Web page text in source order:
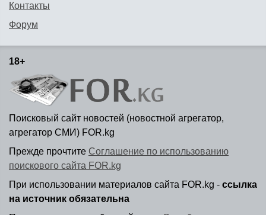
Контакты
Форум
18+
Поисковый сайт новостей (новостной агрегатор,
агрегатор СМИ) FOR.kg
Прежде прочтите Соглашение по использованию
поискового сайта FOR.kg
При использовании материалов сайта FOR.kg - ссылка
на источник обязательна